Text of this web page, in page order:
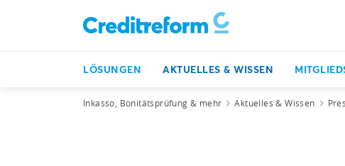
LÖSUNGEN AKTUELLES & WISSEN
Inkasso, Bonitätsprüfung & mehr Aktuelles & Wissen